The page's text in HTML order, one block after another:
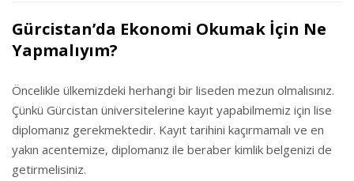
Gürcistan’da Ekonomi Okumak İçin Ne
Yapmalıyım?
Öncelikle ülkemizdeki herhangi bir liseden mezun olmalısınız.
Çünkü Gürcistan üniversitelerine kayıt yapabilmemiz için lise
diplomanız gerekmektedir. Kayıt tarihini kaçırmamalı ve en
yakın acentemize, diplomanız ile beraber kimlik belgenizi de
getirmelisiniz.